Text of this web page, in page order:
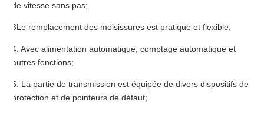
de vitesse sans pas;
3Le remplacement des moisissures est pratique et flexible;
4. Avec alimentation automatique, comptage automatique et
autres fonctions;
5. La partie de transmission est équipée de divers dispositifs de
protection et de pointeurs de défaut;